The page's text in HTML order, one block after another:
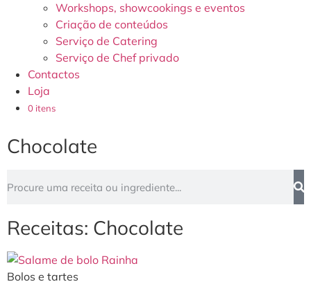
Workshops, showcookings e eventos
Criação de conteúdos
Serviço de Catering
Serviço de Chef privado
Contactos
Loja
0 itens
Chocolate
Receitas: Chocolate
Bolos e tartes